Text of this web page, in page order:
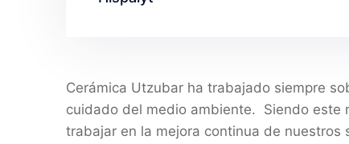
Cerámica Utzubar ha trabajado siempre
cuidado del medio ambiente. Siendo este
trabajar en la mejora continua de